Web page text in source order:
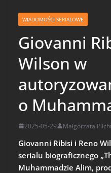
WIADOMOŚCI SERIALOWE
Giovanni
Wilson w
o
2025-05-29 Małgorzata
Giovanni Ribisi i Reno
serialu biograficznego
Muhammadzie Alim,